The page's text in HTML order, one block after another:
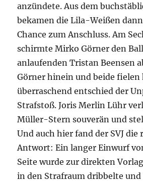
anzündete. Aus dem
bekamen die Lila-Weißen
Chance zum Anschluss. Am
schirmte Mirko Görner den
anlaufenden Tristan Beensen
Görner hinein und beide fielen
überraschend entschied der
Strafstoß. Joris Merlin Lühr
Müller-Stern souverän und
Und auch hier fand der SVJ die
Antwort: Ein langer Einwurf
Seite wurde zur direkten
in den Strafraum dribbelte und